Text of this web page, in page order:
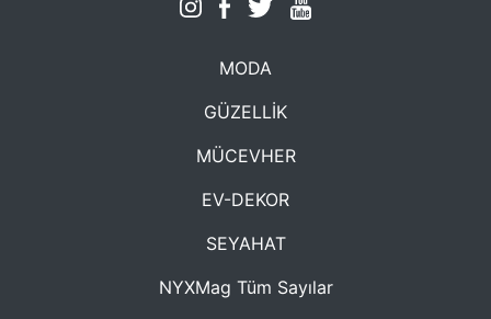
MODA
GÜZELLİK
MÜCEVHER
EV-DEKOR
SEYAHAT
NYXMag Tüm Sayılar